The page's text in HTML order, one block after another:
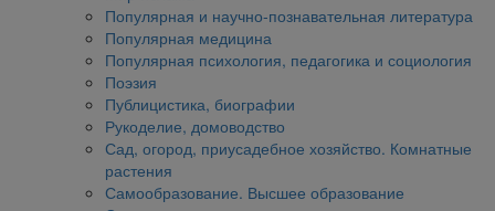
Популярная и научно-познавательная литература
Популярная медицина
Популярная психология, педагогика и социология
Поэзия
Публицистика, биографии
Рукоделие, домоводство
Сад, огород, приусадебное хозяйство. Комнатные
растения
Самообразование. Высшее образование